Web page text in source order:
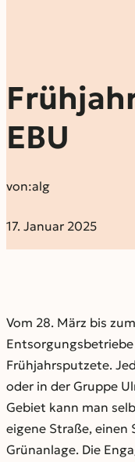
EBU
von:alg
17. Januar 2025
Vom 28. März bis
Frühjahrsputzete.
oder in der Gruppe
Gebiet kann man
eigene Straße, einen
Grünanlage. Die